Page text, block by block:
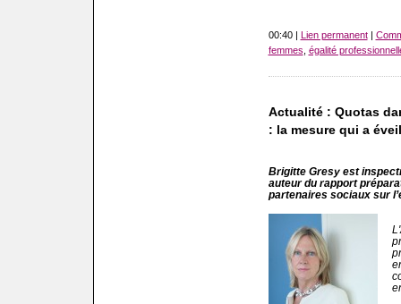
00:40 | Lien permanent|
femmes égalité
Actualité : Quotas
: la mesure qui a
Brigitte Gresy est
auteur du rapport
partenaires sociaux sur